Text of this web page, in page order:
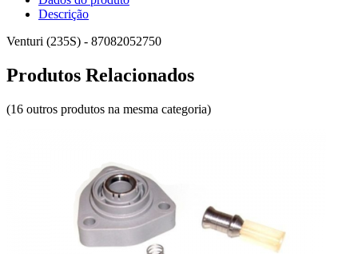
Descrição
Venturi (235S) - 87082052750
Produtos Relacionados
(16 outros produtos na mesma categoria)